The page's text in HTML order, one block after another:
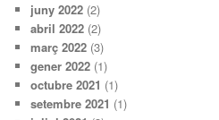
juny 2022 (2)
abril 2022 (2)
març 2022 (3)
gener 2022 (1)
octubre 2021 (1)
setembre 2021 (1)